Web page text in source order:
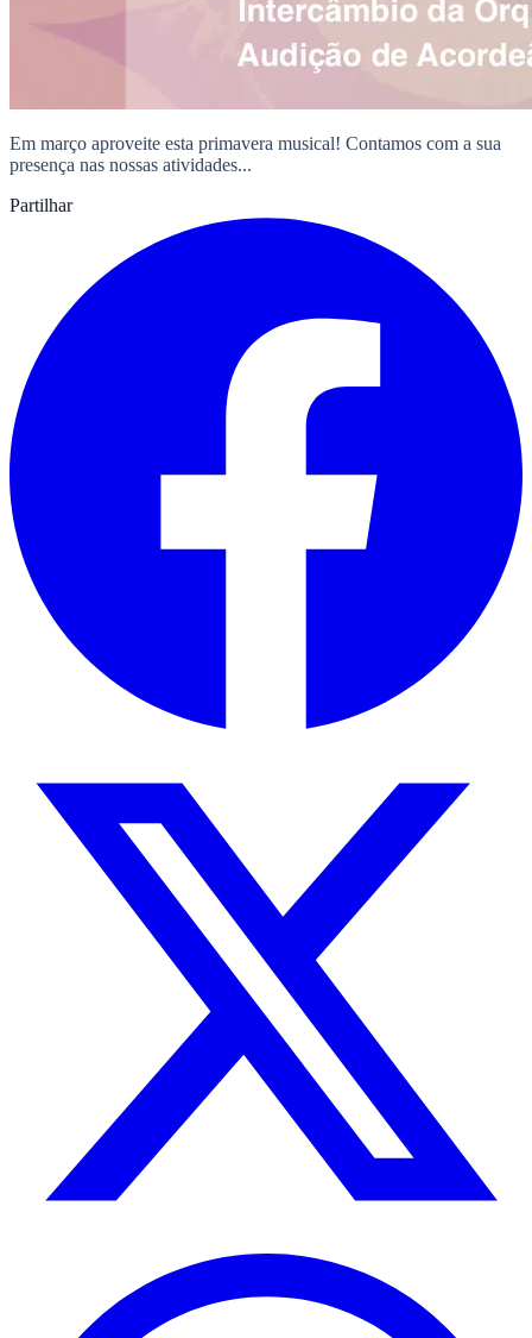
Em março aproveite esta primavera musical! Contamos com a sua
presença nas nossas atividades...
Partilhar